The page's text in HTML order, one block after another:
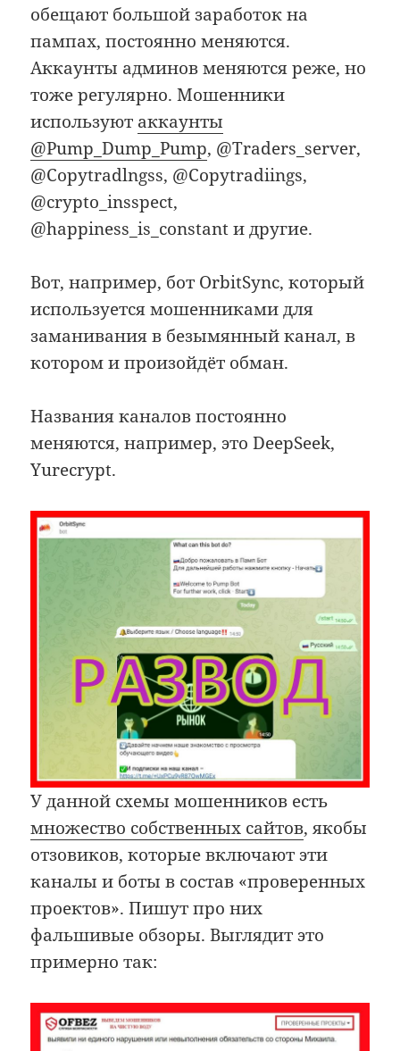
обещают большой заработок на
пампах, постоянно меняются.
Аккаунты админов меняются реже, но
тоже регулярно. Мошенники
используют аккаунты
@Pump_Dump_Pump, @Traders_server,
@Copytradlngss, @Copytradiings,
@crypto_insspect,
@happiness_is_constant и другие.
Вот, например, бот OrbitSync, который
используется мошенниками для
заманивания в безымянный канал, в
котором и произойдёт обман.
Названия каналов постоянно
меняются, например, это DeepSeek,
Yurecrypt.
У данной схемы мошенников есть
множество собственных сайтов, якобы
отзовиков, которые включают эти
каналы и боты в состав «проверенных
проектов». Пишут про них
фальшивые обзоры. Выглядит это
примерно так: